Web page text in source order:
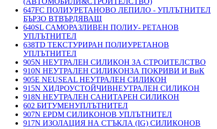
647FC ПОЛИУРЕТАНОВО ЛЕПИЛО - УПЛЪТНИТЕЛ
БЪРЗО ВТВЪРДЯВАЩ
640SL САМОРАЗЛИВЕН ПОЛИУ- РЕТАНОВ
УПЛЪТНИТЕЛ
638TD ТЕКСТУРИРАН ПОЛИУРЕТАНОВ
УПЛЪТНИТЕЛ
905N НЕУТРАЛЕН СИЛИКОН ЗА СТРОИТЕЛСТВО
910N НЕУТРАЛЕН СИЛИКОНЗА ПОКРИВИ И ВиК
905E NEUSEAL НЕУТРАЛЕН СИЛИКОН
915N ХИДРОУСТОЙЧИВНЕУТРАЛЕН СИЛИКОН
918N НЕУТРАЛЕН САНИТАРЕН СИЛИКОН
602 БИТУМЕНУПЛЪТНИТЕЛ
907N EPDM СИЛИКОНОВ УПЛЪТНИТЕЛ
917N ИЗОЛАЦИЯ НА СТЪКЛА (IG) СИЛИКОНОВ